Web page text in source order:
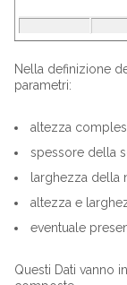
Nella definizione
parametri:
altezza
spessore della
larghezza della
altezza e
eventuale
Questi Dati vanno